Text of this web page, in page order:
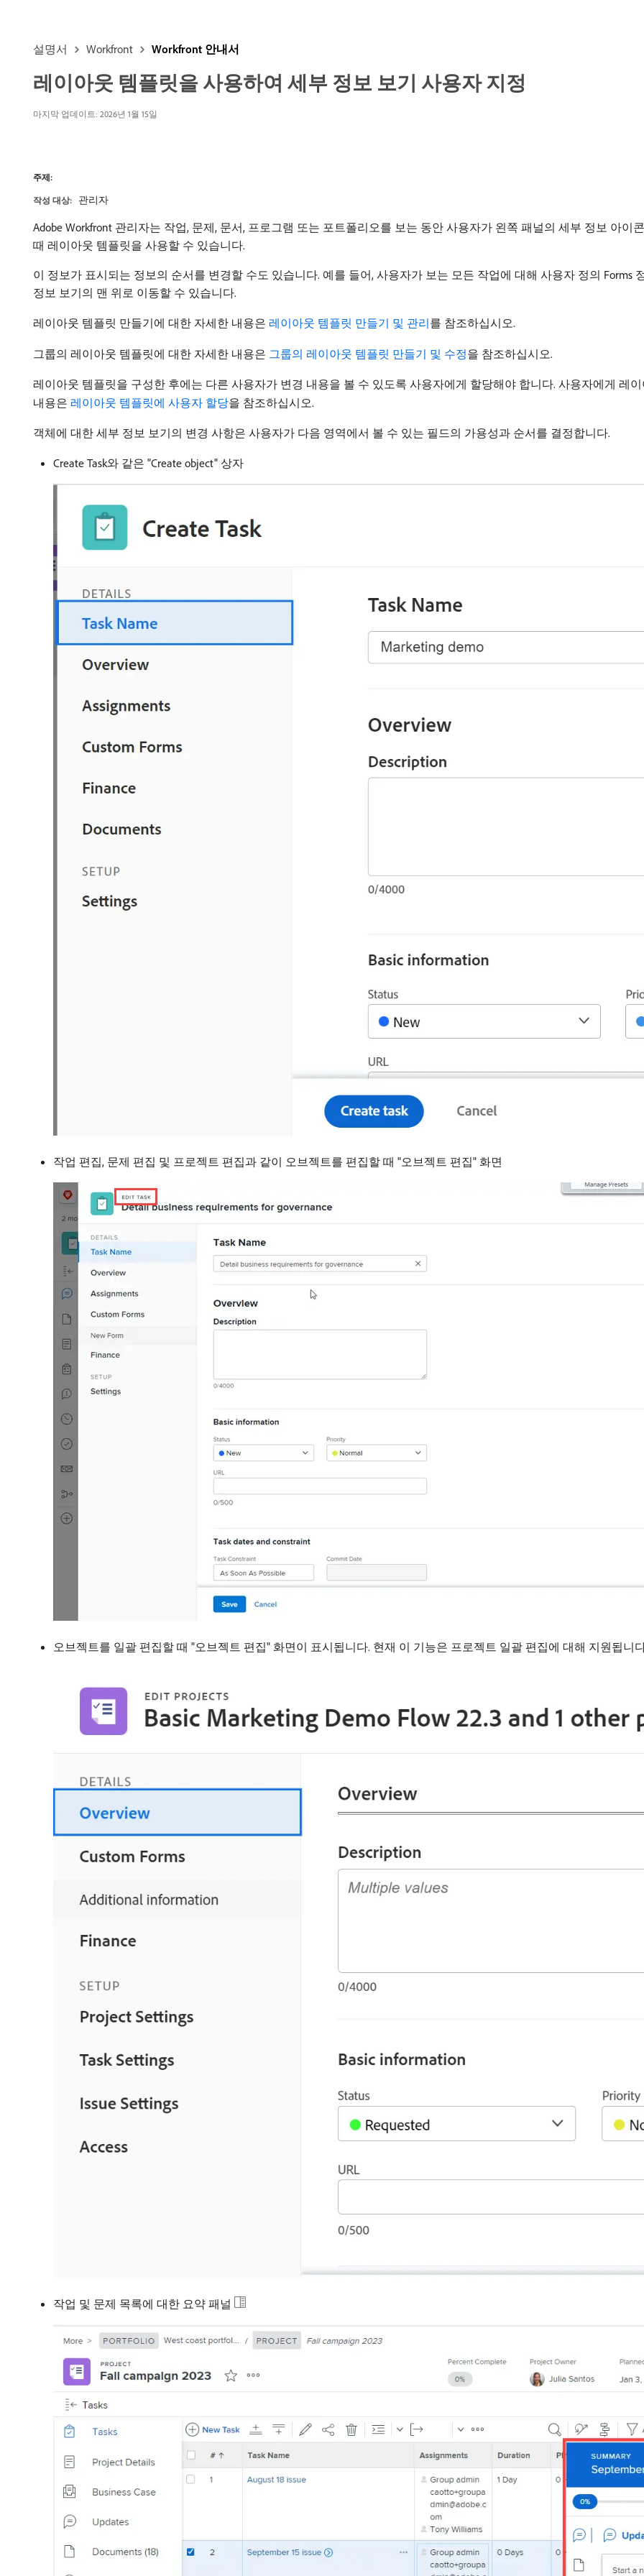
설명서 Workfront Workfront 안내서
레이아웃 템플릿을 사용하여 세부 정보 보기 사용자 지정
마지막 업데이트: 2026년 1월 15일
주제:
작성 대상: 관리자
Adobe Workfront 관리자는 작업, 문제, 문서, 프로그램 또는 포트폴리오를 보는 동안 사용자가 왼쪽 패널의 세부 정보 아이
때 레이아웃 템플릿을 사용할 수 있습니다.
이 정보가 표시되는 정보의 순서를 변경할 수도 있습니다. 예를 들어, 사용자가 보는 모든 작업에 대해 사용자 정의 Forms
정보 보기의 맨 위로 이동할 수 있습니다.
레이아웃 템플릿 만들기에 대한 자세한 내용은 레이아웃 템플릿 만들기 및 관리를 참조하십시오.
그룹의 레이아웃 템플릿에 대한 자세한 내용은 그룹의 레이아웃 템플릿 만들기 및 수정을 참조하십시오.
레이아웃 템플릿을 구성한 후에는 다른 사용자가 변경 내용을 볼 수 있도록 사용자에게 할당해야 합니다. 사용자에게 레
내용은 레이아웃 템플릿에 사용자 할당을 참조하십시오.
객체에 대한 세부 정보 보기의 변경 사항은 사용자가 다음 영역에서 볼 수 있는 필드의 가용성과 순서를 결정합니다.
Create Task와 같은 "Create object" 상자
작업 편집, 문제 편집 및 프로젝트 편집과 같이 오브젝트를 편집할 때 "오브젝트 편집" 화면
오브젝트를 일괄 편집할 때 "오브젝트 편집" 화면이 표시됩니다. 현재 이 기능은 프로젝트 일괄 편집에 대해 지원됩니
작업 및 문제 목록에 대한 요약 패널